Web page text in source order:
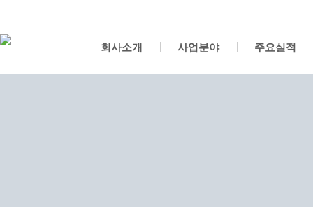
회사소개 사업분야 주요실적